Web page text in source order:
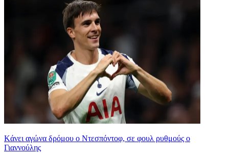
Kάνει αγώνα δρόμου ο Ντεσπόντοφ, σε φουλ ρυθμούς ο
Γιαννούλης